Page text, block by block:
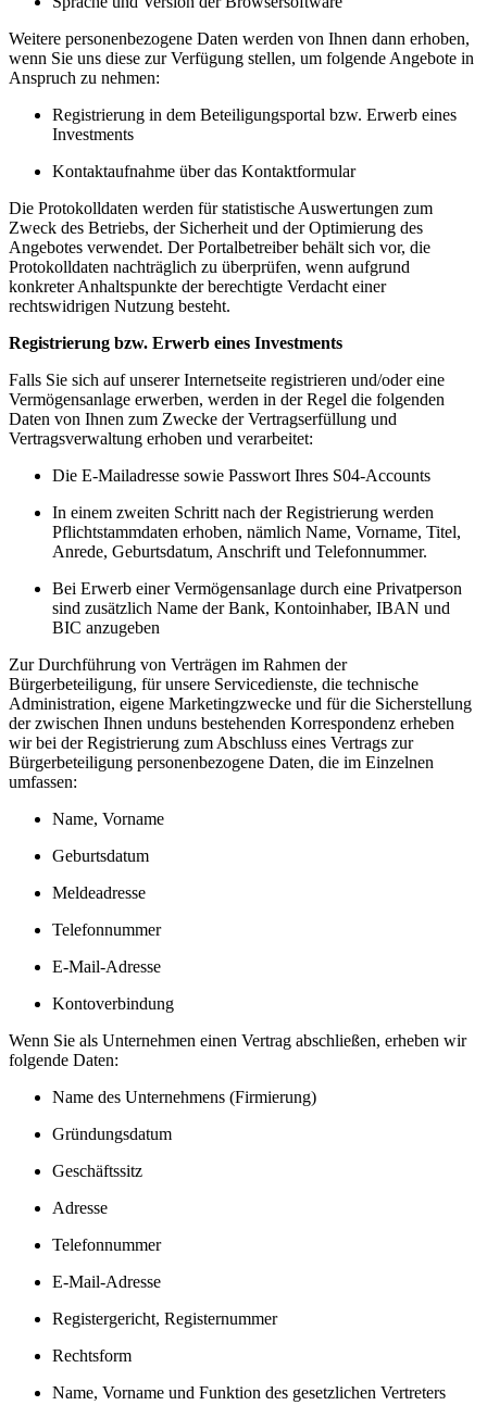
Weitere personenbezogene Daten werden von Ihnen dann erhoben,
wenn Sie uns diese zur Verfügung stellen, um folgende Angebote in
Anspruch zu nehmen:
Registrierung in dem Beteiligungsportal bzw. Erwerb eines
Investments
Kontaktaufnahme über das Kontaktformular
Die Protokolldaten werden für statistische Auswertungen zum
Zweck des Betriebs, der Sicherheit und der Optimierung des
Angebotes verwendet. Der Portalbetreiber behält sich vor, die
Protokolldaten nachträglich zu überprüfen, wenn aufgrund
konkreter Anhaltspunkte der berechtigte Verdacht einer
rechtswidrigen Nutzung besteht.
Registrierung bzw. Erwerb eines Investments
Falls Sie sich auf unserer Internetseite registrieren und/oder eine
Vermögensanlage erwerben, werden in der Regel die folgenden
Daten von Ihnen zum Zwecke der Vertragserfüllung und
Vertragsverwaltung erhoben und verarbeitet:
Die E-Mailadresse sowie Passwort Ihres S04-Accounts
In einem zweiten Schritt nach der Registrierung werden
Pflichtstammdaten erhoben, nämlich Name, Vorname, Titel,
Anrede, Geburtsdatum, Anschrift und Telefonnummer.
Bei Erwerb einer Vermögensanlage durch eine Privatperson
sind zusätzlich Name der Bank, Kontoinhaber, IBAN und
BIC anzugeben
Zur Durchführung von Verträgen im Rahmen der
Bürgerbeteiligung, für unsere Servicedienste, die technische
Administration, eigene Marketingzwecke und für die Sicherstellung
der zwischen Ihnen unduns bestehenden Korrespondenz erheben
wir bei der Registrierung zum Abschluss eines Vertrags zur
Bürgerbeteiligung personenbezogene Daten, die im Einzelnen
umfassen:
Name, Vorname
Geburtsdatum
Meldeadresse
Telefonnummer
E-Mail-Adresse
Kontoverbindung
Wenn Sie als Unternehmen einen Vertrag abschließen, erheben wir
folgende Daten:
Name des Unternehmens (Firmierung)
Gründungsdatum
Geschäftssitz
Adresse
Telefonnummer
E-Mail-Adresse
Registergericht, Registernummer
Rechtsform
Name, Vorname und Funktion des gesetzlichen Vertreters